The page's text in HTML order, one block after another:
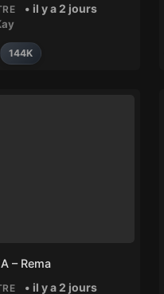
• il y a 2 jours
144K
– Rema
• il y a 2 jours